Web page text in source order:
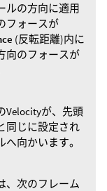
ルの方向に適用
フォースが
(反転距離)内に
向のフォースが
Velocityが、先頭
同じに設定され
向かいます。
、次のフレーム